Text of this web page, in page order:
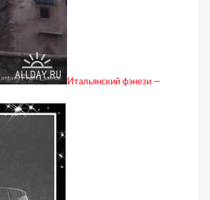
Итальянский фэнези —